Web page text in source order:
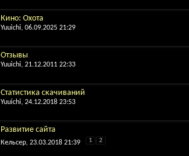
Кино: Охота
Yuuichi, 06.09.2025 21:29
Отзывы
Yuuichi, 21.12.2011 22:33
Статистика скачиваний
Yuuichi, 24.12.2018 23:53
Развитие сайта
Кельсер, 23.03.2018 21:39 1 2